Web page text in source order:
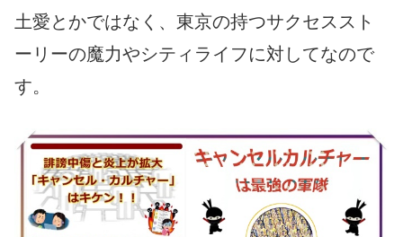
土愛とかではなく、東京の持つサクセススト
ーリーの魔力やシティライフに対してなので
す。